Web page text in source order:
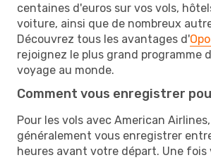
centaines d'euros sur vos vols,
voiture, ainsi que de nombreux
Découvrez tous les avantages d'
rejoignez le plus grand programme
voyage au monde.
Comment vous enregistrer
Pour les vols avec American
généralement vous enregistrer
heures avant votre départ. Une fois